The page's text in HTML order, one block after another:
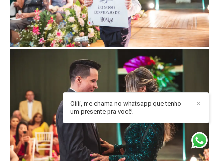
✕
Oiiii, me chama no whatsapp que tenho
um presente pra você!